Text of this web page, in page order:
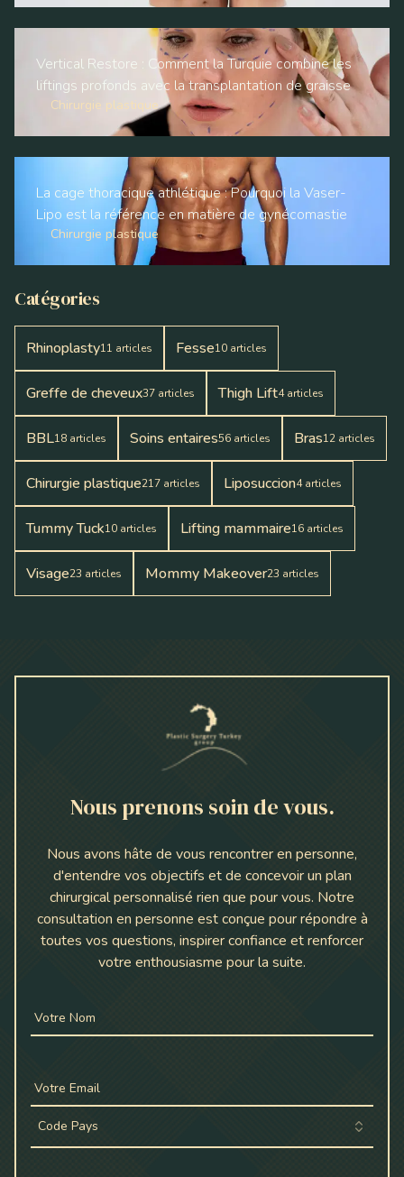
Vertical Restore : Comment la Turquie combine les
liftings profonds avec la transplantation de graisse
Chirurgie plastique
La cage thoracique athlétique : Pourquoi la Vaser-
Lipo est la référence en matière de gynécomastie
Chirurgie plastique
Catégories
Rhinoplasty11 articles Fesse10 articles
Greffe de cheveux37 articles Thigh Lift4 articles
BBL18 articles Soins entaires56 articles Bras12 articles
Chirurgie plastique217 articles Liposuccion4 articles
Tummy Tuck10 articles Lifting mammaire16 articles
Visage23 articles Mommy Makeover23 articles
Nous prenons soin de vous.
Nous avons hâte de vous rencontrer en personne,
d'entendre vos objectifs et de concevoir un plan
chirurgical personnalisé rien que pour vous. Notre
consultation en personne est conçue pour répondre à
toutes vos questions, inspirer confiance et renforcer
votre enthousiasme pour la suite.
Votre Nom
Votre Email
Code Pays